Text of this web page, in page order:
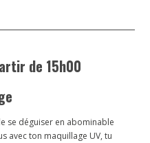
de 15h00
se déguiser en abominable
avec ton maquillage UV, tu